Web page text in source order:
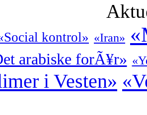
kontrol» «Iran»
arabiske forÃ¥r»
i Vesten»